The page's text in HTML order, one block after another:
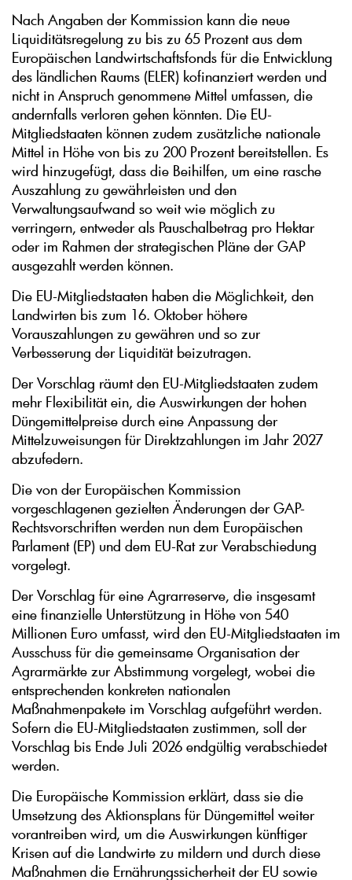
Nach Angaben der Kommission kann die neue
Liquiditätsregelung zu bis zu 65 Prozent aus dem
Europäischen Landwirtschaftsfonds für die Entwicklung
des ländlichen Raums (ELER) kofinanziert werden und
nicht in Anspruch genommene Mittel umfassen, die
andernfalls verloren gehen könnten. Die EU-
Mitgliedstaaten können zudem zusätzliche nationale
Mittel in Höhe von bis zu 200 Prozent bereitstellen. Es
wird hinzugefügt, dass die Beihilfen, um eine rasche
Auszahlung zu gewährleisten und den
Verwaltungsaufwand so weit wie möglich zu
verringern, entweder als Pauschalbetrag pro Hektar
oder im Rahmen der strategischen Pläne der GAP
ausgezahlt werden können.
Die EU-Mitgliedstaaten haben die Möglichkeit, den
Landwirten bis zum 16. Oktober höhere
Vorauszahlungen zu gewähren und so zur
Verbesserung der Liquidität beizutragen.
Der Vorschlag räumt den EU-Mitgliedstaaten zudem
mehr Flexibilität ein, die Auswirkungen der hohen
Düngemittelpreise durch eine Anpassung der
Mittelzuweisungen für Direktzahlungen im Jahr 2027
abzufedern.
Die von der Europäischen Kommission
vorgeschlagenen gezielten Änderungen der GAP-
Rechtsvorschriften werden nun dem Europäischen
Parlament (EP) und dem EU-Rat zur Verabschiedung
vorgelegt.
Der Vorschlag für eine Agrarreserve, die insgesamt
eine finanzielle Unterstützung in Höhe von 540
Millionen Euro umfasst, wird den EU-Mitgliedstaaten im
Ausschuss für die gemeinsame Organisation der
Agrarmärkte zur Abstimmung vorgelegt, wobei die
entsprechenden konkreten nationalen
Maßnahmenpakete im Vorschlag aufgeführt werden.
Sofern die EU-Mitgliedstaaten zustimmen, soll der
Vorschlag bis Ende Juli 2026 endgültig verabschiedet
werden.
Die Europäische Kommission erklärt, dass sie die
Umsetzung des Aktionsplans für Düngemittel weiter
vorantreiben wird, um die Auswirkungen künftiger
Krisen auf die Landwirte zu mildern und durch diese
Maßnahmen die Ernährungssicherheit der EU sowie